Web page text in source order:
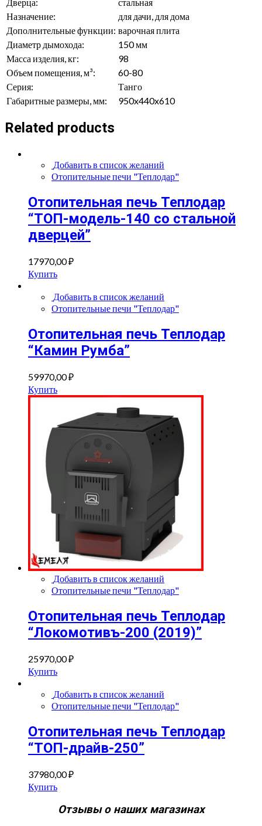
Назначение:
для дачи, для дома
Дополнительные функции: варочная плита
Диаметр дымохода:
150 мм
Масса изделия, кг:
98
Объем помещения, м³:
60-80
Серия:
Танго
Габаритные размеры, мм:
950x440x610
Related products
Добавить в список желаний
Отопительные печи "Теплодар"
Отопительная печь Теплодар
“ТОП-модель-140 со стальной
дверцей”
17970,00₽
Купить
Добавить в список желаний
Отопительные печи "Теплодар"
Отопительная печь Теплодар
“Камин Румба”
59970,00₽
Купить
Добавить в список желаний
Отопительные печи "Теплодар"
Отопительная печь Теплодар
“Локомотивъ-200 (2019)”
25970,00₽
Купить
Добавить в список желаний
Отопительные печи "Теплодар"
Отопительная печь Теплодар
“ТОП-драйв-250”
37980,00₽
Купить
Отзывы о наших магазинах